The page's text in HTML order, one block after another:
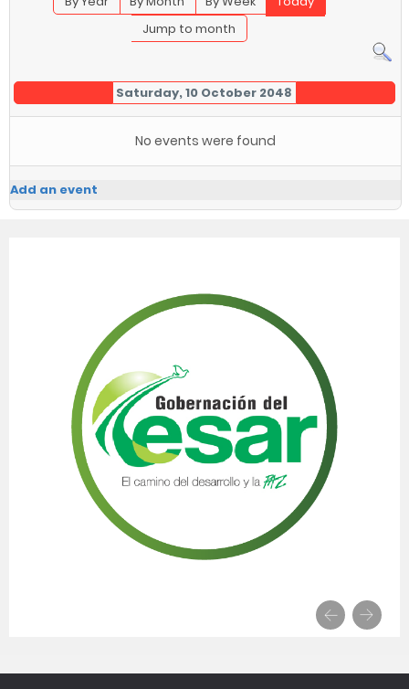
Jump to month
Saturday, 10 October 2048
No events were found
Add an event